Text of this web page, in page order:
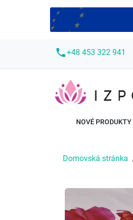
call+48 453 322 941
NOVÉ PRODUKTY
Domovská stránka